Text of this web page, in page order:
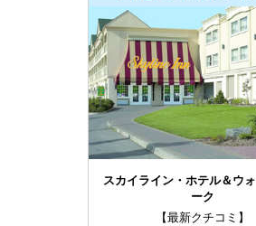
スカイライン・ホテル＆ウ
ーク
【最新クチコミ】